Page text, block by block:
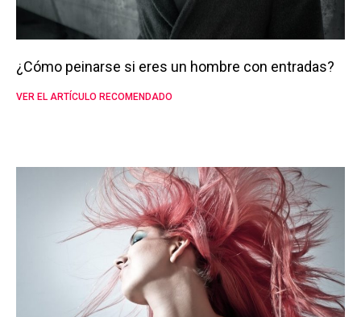
¿Cómo peinarse si eres un hombre con entradas?
VER EL ARTÍCULO RECOMENDADO